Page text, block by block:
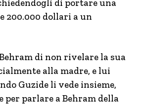
di portare una
200.000 dollari a un
di non rivelare la sua
alla madre, e lui
Guzide li vede insieme,
per parlare a Behram della